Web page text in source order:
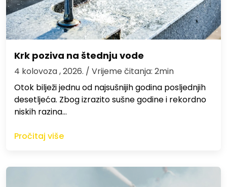
Krk poziva na štednju vode
4 kolovoza , 2026. / Vrijeme čitanja: 2min
Otok bilježi jednu od najsušnijih godina posljednjih
desetljeća. Zbog izrazito sušne godine i rekordno
niskih razina…
Pročitaj više